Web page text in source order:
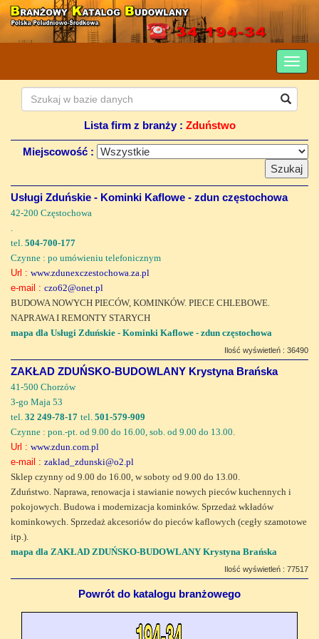
Lista firm z branży : Zduństwo
Miejscowość :
Usługi Zduńskie - Kominki Kaflowe - zdun częstochowa
42-200 Częstochowa
tel. 504-700-177
Czynne : po umówieniu telefonicznym
Url : www.zdunexczestochowa.za.pl
e-mail : czo62@onet.pl
BUDOWA NOWYCH PIECÓW, KOMINKÓW. PIECE CHLEBOWE.
NAPRAWA I REMONTY STARYCH
mapa dla Usługi Zduńskie - Kominki Kaflowe - zdun częstochowa
Ilość wyświetleń : 36490
ZAKŁAD ZDUŃSKO-BUDOWLANY Krystyna Brańska
41-500 Chorzów
3-go Maja 53
tel. 32 249-78-17 tel. 501-579-909
Czynne : pon.-pt. od 9.00 do 16.00, sob. od 9.00 do 13.00.
Url : www.zdun.com.pl
e-mail : zaklad_zdunski@o2.pl
Sklep czynny od 9.00 do 16.00, w soboty od 9.00 do 13.00.
Zduństwo. Naprawa, renowacja i stawianie nowych pieców kuchennych i
pokojowych. Budowa i modernizacja kominków. Sprzedaż wkładów
kominkowych. Sprzedaż akcesoriów do pieców kaflowych (cegły szamotowe
itp.).
mapa dla ZAKŁAD ZDUŃSKO-BUDOWLANY Krystyna Brańska
Ilość wyświetleń : 77517
Powrót do katalogu branżowego